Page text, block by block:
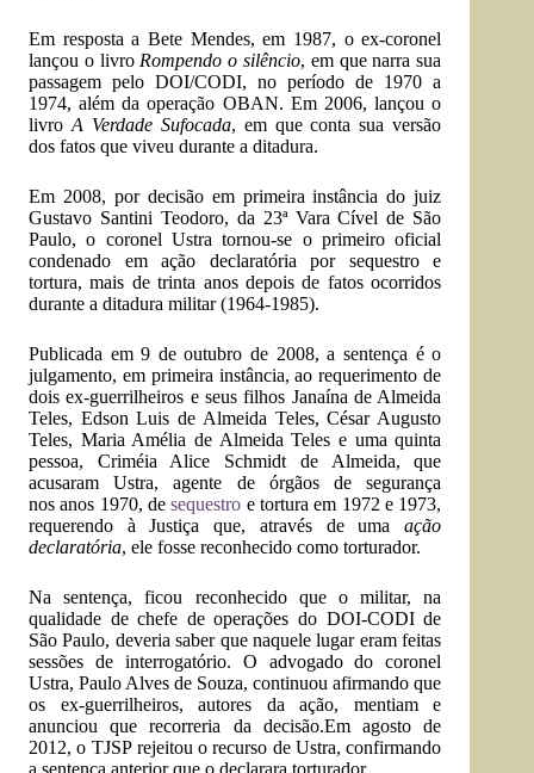
Em resposta a Bete Mendes, em 1987, o ex-coronel
lançou o livro Rompendo o silêncio, em que narra sua
passagem pelo DOI/CODI, no período de 1970 a
1974, além da operação OBAN. Em 2006, lançou o
livro A Verdade Sufocada, em que conta sua versão
dos fatos que viveu durante a ditadura.
Em 2008, por decisão em primeira instância do juiz
Gustavo Santini Teodoro, da 23ª Vara Cível de São
Paulo, o coronel Ustra tornou-se o primeiro oficial
condenado em ação declaratória por sequestro e
tortura, mais de trinta anos depois de fatos ocorridos
durante a ditadura militar (1964-1985).
Publicada em9 de outubro de 2008, a sentença é o
julgamento, em primeira instância, ao requerimento de
dois ex-guerrilheiros e seus filhos Janaína de Almeida
Teles, Edson Luis de Almeida Teles, César Augusto
Teles, Maria Amélia de Almeida Teles e uma quinta
pessoa, Criméia Alice Schmidt de Almeida, que
acusaram Ustra, agente de órgãos de segurança
nosanos 1970, desequestro e tortura em 1972 e 1973,
requerendo à Justiça que, através de umaação
declaratória, ele fosse reconhecido como torturador.
Na sentença, ficou reconhecido que o militar, na
qualidade de chefe de operações do DOI-CODIde
São Paulo, deveria saber que naquele lugar eram feitas
sessões de interrogatório. O advogadodo coronel
Ustra,Paulo Alves de Souza, continuou afirmando que
os ex-guerrilheiros,autores da ação, mentiam e
anunciou que recorreria da decisão.Em agosto de
2012, o TJSPrejeitou o recurso de Ustra, confirmando
a sentença anterior que o declarara torturador.